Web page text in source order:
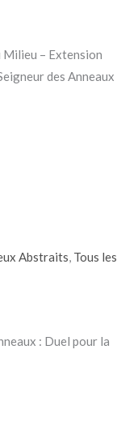
Milieu – Extension
des Anneaux
Abstraits, Tous les
: Duel pour la